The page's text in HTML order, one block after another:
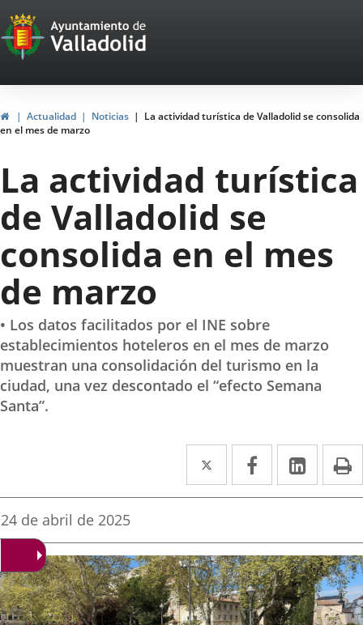
Portal
Web
del
Ayuntamiento
de
Valladolid
InicioActualidad Noticias
La actividad turística de Valladolid se consolida
en el mes de marzo
La actividad turística
de Valladolid se
consolida en el mes
de marzo
• Los datos facilitados por el INE sobre
establecimientos hoteleros en el mes de marzo
muestran una consolidación del turismo en la
ciudad, una vez descontado el “efecto Semana
Santa”.
Twitter
Enlace
a
aplicación
externa.
Facebook
Enlace
a
aplicación
externa.
Enlace
a
Fecha
noticia
24 de abril de 2025